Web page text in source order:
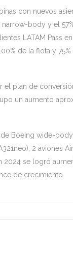
con nuevos
body y el
LATAM Pass
de la flota y 75%
el plan de
un aumento
Boeing wide-
2 aviones
se logró
de crecimiento.